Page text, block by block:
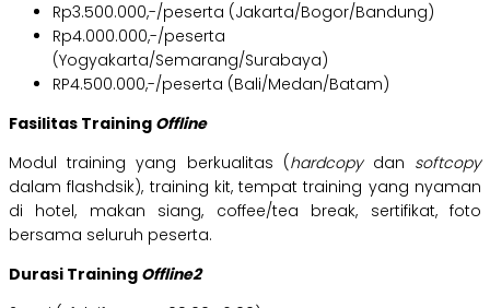
Rp3.500.000,-/peserta (Jakarta/Bogor/Bandung)
Rp4.000.000,-/peserta
(Yogyakarta/Semarang/Surabaya)
RP4.500.000,-/peserta (Bali/Medan/Batam)
Fasilitas Training Offline
Modul training yang berkualitas (hardcopy dan softcopy
dalam flashdsik), training kit, tempat training yang nyaman
di hotel, makan siang, coffee/tea break, sertifikat, foto
bersama seluruh peserta.
Durasi Training Offline2